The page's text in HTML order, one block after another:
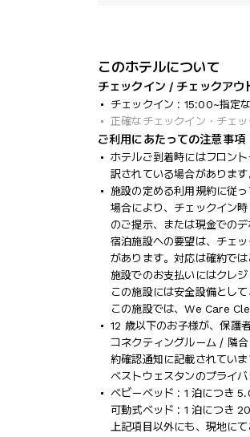
このホテルについて
チェックイン / チェックアウ
チェックイン : 15:00~指定
正確なチェックイン・チェ
ご利用にあたっての注意事項
ホテルご到着時にはフロン
訳されている場合があります
施設の定める利用規約に従
場合により、チェックイン
のご提示、または現金での
宿泊施設への要望は、チェ
があります。対応は確約で
施設でのお支払いにはクレ
この施設には安全設備とし
この施設では、We Care
12 歳以下のお子様が、保護
コネクティングルーム / 隣
約確認通知に記載されていま
ベストウェスタンのプライ
ベビーベッド : 1 泊につき
可動式ベッド : 1 泊につき
上記項目以外にも、現地に